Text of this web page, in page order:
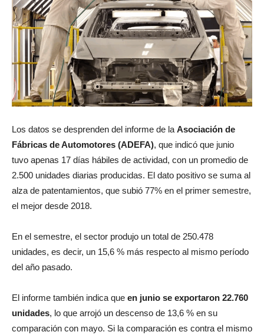
Los datos se desprenden del informe de laAsociación de
Fábricas de Automotores (ADEFA), que indicó que junio
tuvo apenas 17 días hábiles de actividad, con un promedio de
2.500 unidades diarias producidas. El dato positivo se suma al
alza de patentamientos, que subió 77% en el primer semestre,
el mejor desde 2018.
En el semestre, el sector produjo un total de 250.478
unidades, es decir, un 15,6 % más respecto al mismo período
del año pasado.
El informe también indica que en junio se exportaron 22.760
unidades, lo que arrojó un descenso de 13,6 % en su
comparación con mayo. Si la comparación es contra el mismo